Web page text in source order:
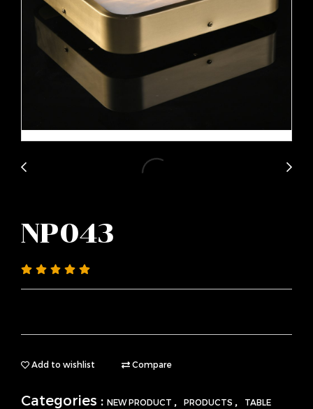
NP043
Add to wishlist Compare
Categories : NEW PRODUCT , PRODUCTS , TABLE